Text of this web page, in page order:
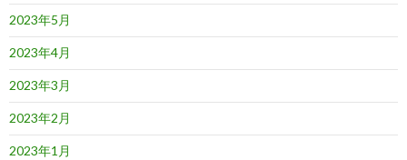
2023年5月
2023年4月
2023年3月
2023年2月
2023年1月